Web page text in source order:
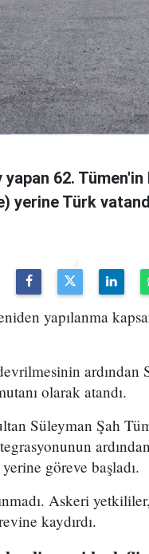
62. Tümen'in
yerine Türk
yapılanma
ardından
olarak atandı.
Süleyman Şah
göreve başladı.
Askeri
kaydırdı.